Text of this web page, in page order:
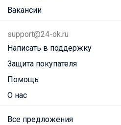
Вакансии
support@24-ok.ru
Написать в поддержку
Защита покупателя
Помощь
О нас
Все предложения